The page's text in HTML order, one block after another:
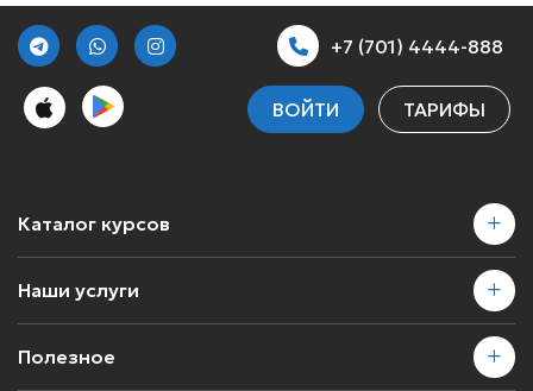
+7 (701) 4444-888
ВОЙТИ ТАРИФЫ
Каталог курсов
Наши услуги
Полезное